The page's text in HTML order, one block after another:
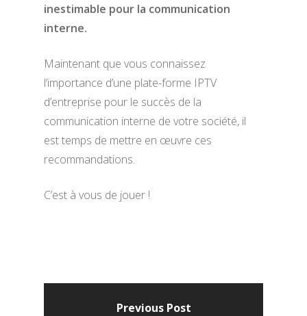
inestimable pour la communication
interne.
Maintenant que vous connaissez
l’importance d’une plate-forme IPTV
d’entreprise pour le succès de la
communication interne de votre société, il
est temps de mettre en œuvre ces
recommandations.
C’est à vous de jouer !
Previous Post